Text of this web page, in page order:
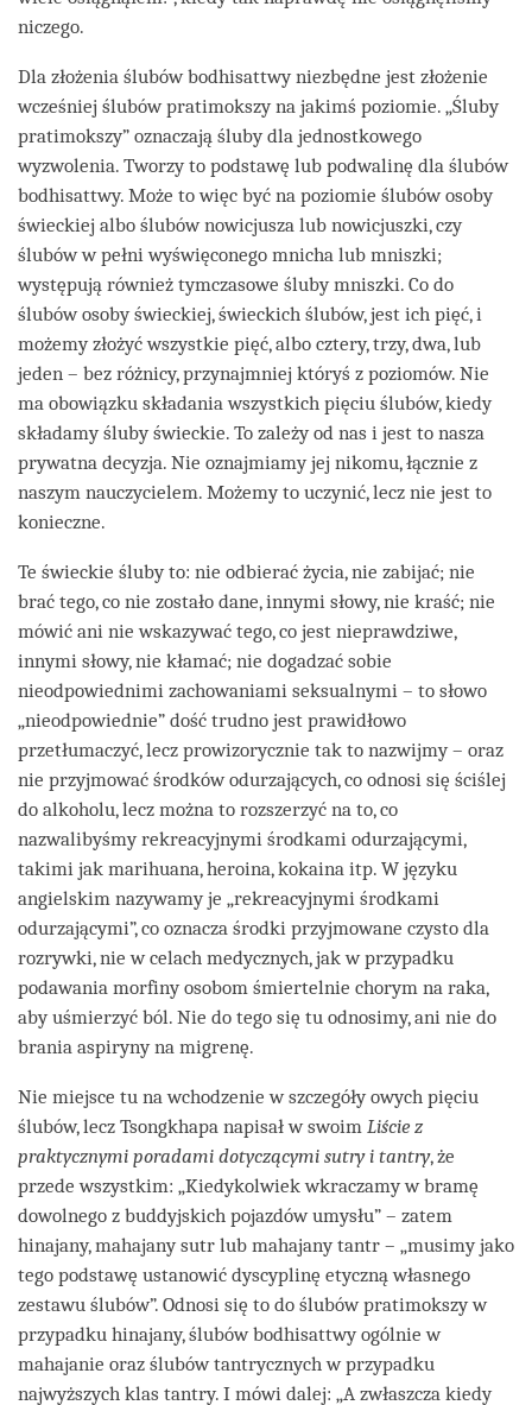
niczego.
Dla złożenia ślubów bodhisattwy niezbędne jest złożenie
wcześniej ślubów pratimokszy na jakimś poziomie. „Śluby
pratimokszy” oznaczają śluby dla jednostkowego
wyzwolenia. Tworzy to podstawę lub podwalinę dla ślubów
bodhisattwy. Może to więc być na poziomie ślubów osoby
świeckiej albo ślubów nowicjusza lub nowicjuszki, czy
ślubów w pełni wyświęconego mnicha lub mniszki;
występują również tymczasowe śluby mniszki. Co do
ślubów osoby świeckiej, świeckich ślubów, jest ich pięć, i
możemy złożyć wszystkie pięć, albo cztery, trzy, dwa, lub
jeden – bez różnicy, przynajmniej któryś z poziomów. Nie
ma obowiązku składania wszystkich pięciu ślubów, kiedy
składamy śluby świeckie. To zależy od nas i jest to nasza
prywatna decyzja. Nie oznajmiamy jej nikomu, łącznie z
naszym nauczycielem. Możemy to uczynić, lecz nie jest to
konieczne.
Te świeckie śluby to: nie odbierać życia, nie zabijać; nie
brać tego, co nie zostało dane, innymi słowy, nie kraść; nie
mówić ani nie wskazywać tego, co jest nieprawdziwe,
innymi słowy, nie kłamać; nie dogadzać sobie
nieodpowiednimi zachowaniami seksualnymi – to słowo
„nieodpowiednie” dość trudno jest prawidłowo
przetłumaczyć, lecz prowizorycznie tak to nazwijmy – oraz
nie przyjmować środków odurzających, co odnosi się ściślej
do alkoholu, lecz można to rozszerzyć na to, co
nazwalibyśmy rekreacyjnymi środkami odurzającymi,
takimi jak marihuana, heroina, kokaina itp. W języku
angielskim nazywamy je „rekreacyjnymi środkami
odurzającymi”, co oznacza środki przyjmowane czysto dla
rozrywki, nie w celach medycznych, jak w przypadku
podawania morfiny osobom śmiertelnie chorym na raka,
aby uśmierzyć ból. Nie do tego się tu odnosimy, ani nie do
brania aspiryny na migrenę.
Nie miejsce tu na wchodzenie w szczegóły owych pięciu
ślubów, lecz Tsongkhapa napisał w swoim Liście z
praktycznymi poradami dotyczącymi sutry i tantry, że
przede wszystkim: „Kiedykolwiek wkraczamy w bramę
dowolnego z buddyjskich pojazdów umysłu” – zatem
hinajany, mahajany sutr lub mahajany tantr – „musimy jako
tego podstawę ustanowić dyscyplinę etyczną własnego
zestawu ślubów”. Odnosi się to do ślubów pratimokszy w
przypadku hinajany, ślubów bodhisattwy ogólnie w
mahajanie oraz ślubów tantrycznych w przypadku
najwyższych klas tantry. I mówi dalej: „A zwłaszcza kiedy